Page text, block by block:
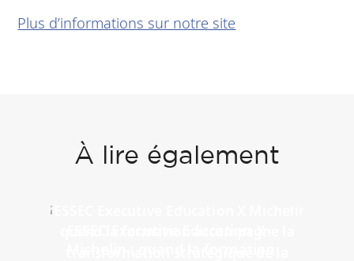
Plus d’informations sur notre site
À lire également